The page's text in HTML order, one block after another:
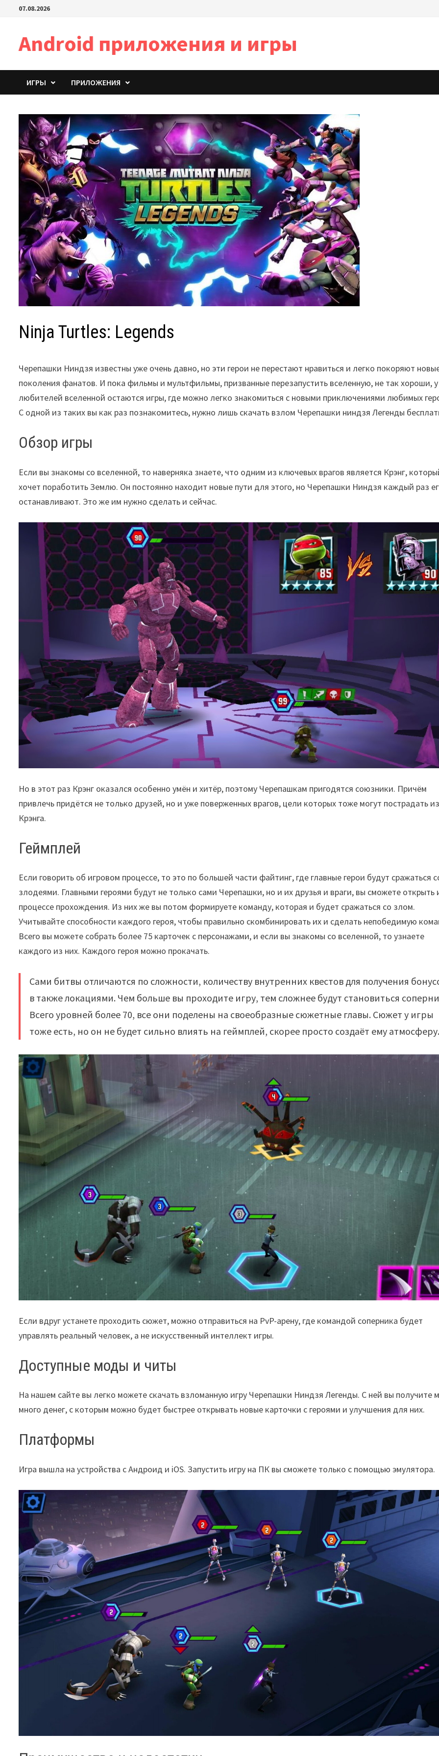
Перейти07.08.2026
Android приложения и игры
ИГРЫ ПРИЛОЖЕНИЯ
Ninja Turtles: Legends
Черепашки Ниндзя известны уже очень давно, но эти герои не перестают нравиться и легко покоряют
поколения фанатов. И пока фильмы и мультфильмы, призванные перезапустить вселенную, не так хороши, у
любителей вселенной остаются игры, где можно легко знакомиться с новыми приключениями любимых
С одной из таких вы как раз познакомитесь, нужно лишь скачать взлом Черепашки ниндзя Легенды
Обзор игры
Если вы знакомы со вселенной, то наверняка знаете, что одним из ключевых врагов является Крэнг,
хочет поработить Землю. Он постоянно находит новые пути для этого, но Черепашки Ниндзя каждый раз
останавливают. Это же им нужно сделать и сейчас.
Но в этот раз Крэнг оказался особенно умён и хитёр, поэтому Черепашкам пригодятся союзники. Причём
привлечь придётся не только друзей, но и уже поверженных врагов, цели которых тоже могут пострадать
Крэнга.
Геймплей
Если говорить об игровом процессе, то это по большей части файтинг, где главные герои будут сражаться
злодеями. Главными героями будут не только сами Черепашки, но и их друзья и враги, вы сможете открыть
процессе прохождения. Из них же вы потом формируете команду, которая и будет сражаться со злом.
Учитывайте способности каждого героя, чтобы правильно скомбинировать их и сделать непобедимую
Всего вы можете собрать более 75 карточек с персонажами, и если вы знакомы со вселенной, то узнаете
каждого из них. Каждого героя можно прокачать.
Сами битвы отличаются по сложности, количеству внутренних квестов для получения
в также локациями. Чем больше вы проходите игру, тем сложнее будут становиться
Всего уровней более 70, все они поделены на своеобразные сюжетные главы. Сюжет у игры
тоже есть, но он не будет сильно влиять на геймплей, скорее просто создаёт ему
Если вдруг устанете проходить сюжет, можно отправиться на PvP-арену, где командой соперника будет
управлять реальный человек, а не искусственный интеллект игры.
Доступные моды и читы
На нашем сайте вы легко можете скачать взломанную игру Черепашки Ниндзя Легенды. С ней вы получите
много денег, с которым можно будет быстрее открывать новые карточки с героями и улучшения для них.
Платформы
Игра вышла на устройства с Андроид и iOS. Запустить игру на ПК вы сможете только с помощью эмулятора.